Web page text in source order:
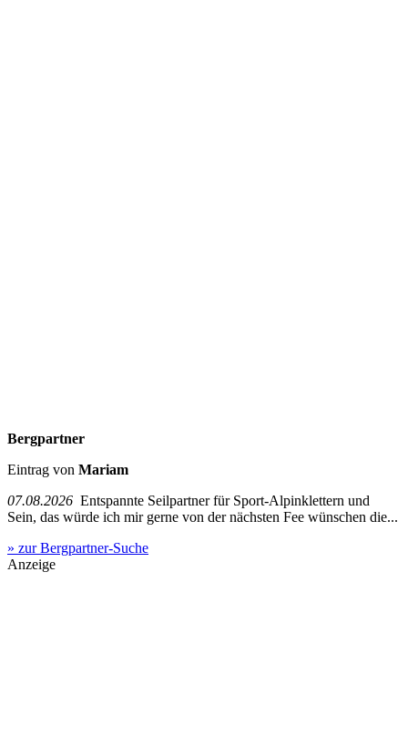
Bergpartner
Eintrag von Mariam
07.08.2026 Entspannte Seilpartner für Sport-Alpinklettern und
Sein, das würde ich mir gerne von der nächsten Fee wünschen die...
» zur Bergpartner-Suche
Anzeige